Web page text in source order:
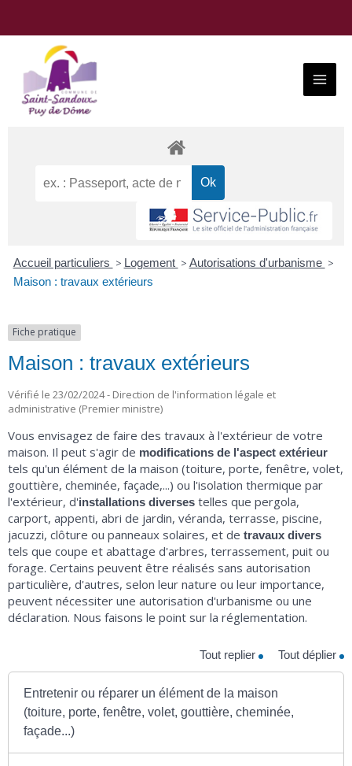
Menu
Accueil particuliers > Logement > Autorisations d'urbanisme >
Maison : travaux extérieurs
Fiche pratique
Maison : travaux extérieurs
Vérifié le 23/02/2024 - Direction de l'information légale et
administrative (Premier ministre)
Vous envisagez de faire des travaux à l'extérieur de votre
maison. Il peut s'agir de modifications de l'aspect extérieur
tels qu'un élément de la maison (toiture, porte, fenêtre, volet,
gouttière, cheminée, façade,...) ou l'isolation thermique par
l'extérieur, d'installations diverses telles que pergola,
carport, appenti, abri de jardin, véranda, terrasse, piscine,
jacuzzi, clôture ou panneaux solaires, et de travaux divers
tels que coupe et abattage d'arbres, terrassement, puit ou
forage. Certains peuvent être réalisés sans autorisation
particulière, d'autres, selon leur nature ou leur importance,
peuvent nécessiter une autorisation d'urbanisme ou une
déclaration. Nous faisons le point sur la réglementation.
Tout replier Tout déplier
Entretenir ou réparer un élément de la maison
(toiture, porte, fenêtre, volet, gouttière, cheminée,
façade...)